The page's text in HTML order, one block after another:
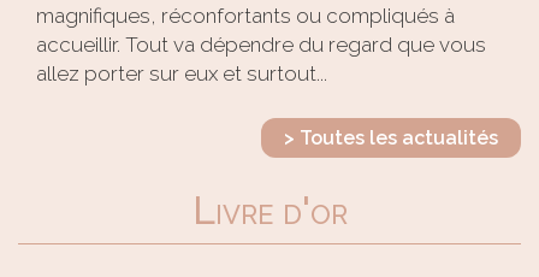
magnifiques, réconfortants ou compliqués à
accueillir. Tout va dépendre du regard que vous
allez porter sur eux et surtout...
> Toutes les actualités
Livre d'or